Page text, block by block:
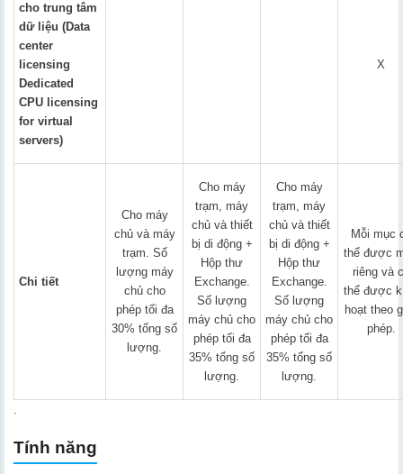
cho trung tâm
dữ liệu (Data
center
licensing
Dedicated
CPU licensing
for virtual
servers)
X
Chi tiết
Cho máy
chủ và máy
trạm. Số
lượng máy
chủ cho
phép tối đa
30% tổng số
lượng.
Cho máy
trạm, máy
chủ và thiết
bị di động +
Hộp thư
Exchange.
Số lượng
máy chủ cho
phép tối đa
35% tổng số
lượng.
Cho máy
trạm, máy
chủ và thiết
bị di động +
Hộp thư
Exchange.
Số lượng
máy chủ cho
phép tối đa
35% tổng số
lượng.
Mỗi mục
thể được
riêng và
thể được
hoạt theo
phép.
.
Tính năng